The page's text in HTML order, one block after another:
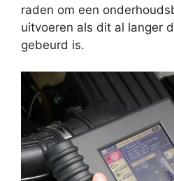
raden om een
uitvoeren als dit al langer
gebeurd is.